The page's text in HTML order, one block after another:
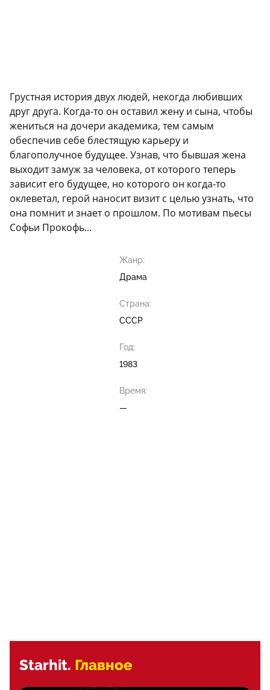
Грустная история двух людей, некогда любивших
друг друга. Когда-то он оставил жену и сына, чтобы
жениться на дочери академика, тем самым
обеспечив себе блестящую карьеру и
благополучное будущее. Узнав, что бывшая жена
выходит замуж за человека, от которого теперь
зависит его будущее, но которого он когда-то
оклеветал, герой наносит визит с целью узнать, что
она помнит и знает о прошлом. По мотивам пьесы
Софьи Прокофь...
Жанр:
Драма
Страна:
СССР
Год:
1983
Время:
—
Starhit. Главное